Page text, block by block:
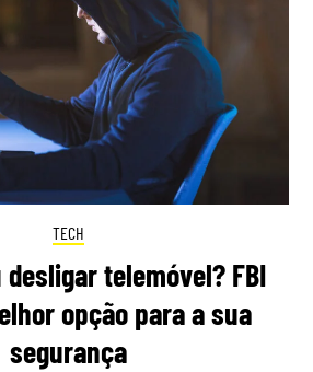
TECH
telemóvel? FBI
opção para a sua
segurança